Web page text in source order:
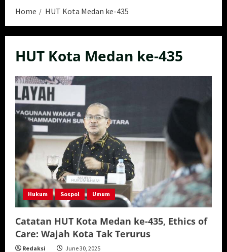
Home HUT Kota Medan ke-435
HUT Kota Medan ke-435
Hukum Sospol Umum
Catatan HUT Kota Medan ke-435, Ethics of
Care: Wajah Kota Tak Terurus
Redaksi June 30, 2025